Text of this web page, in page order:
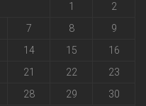
1
2
7 8
9
14 15
16
21 22
23
28 29
30